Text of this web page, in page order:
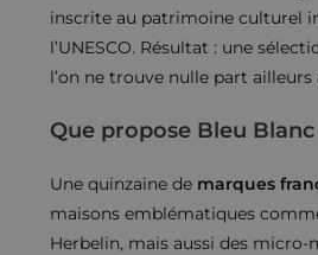
inscrite au patrimoine culturel
l’UNESCO. Résultat : une
l’on ne trouve nulle part ailleurs
Que propose Bleu
Une quinzaine de marques
maisons emblématiques
Herbelin, mais aussi des micro-